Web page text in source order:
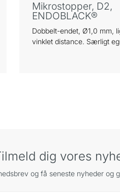
Mikrostopper, D2,
ENDOBLACK®
Dobbelt-endet, Ø1,0 mm,
vinklet distance. Særligt
områder, hvor pladsen er
retrograd kirurgi og
dig vores
og få seneste nyheder og